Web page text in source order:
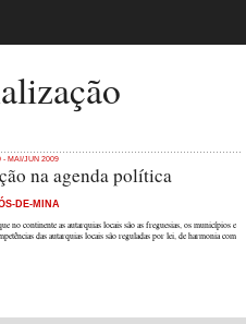
- MAI/JUN 2009
na agenda política
DE-MINA
no continente as autarquias locais são as freguesias, os municípios e
das autarquias locais são reguladas por lei, de harmonia com